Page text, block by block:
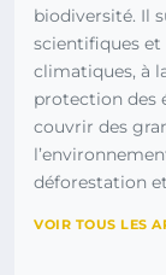
biodiversité. Il
scientifiques
climatiques, à
protection des
couvrir des
déforestation
VOIR TOUS LES